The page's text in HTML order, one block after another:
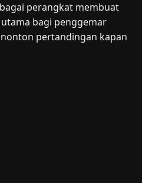
perangkat membuat
bagi penggemar
pertandingan kapan